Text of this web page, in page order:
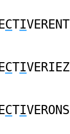
ECTIVERENT
ECTIVERIEZ
ECTIVERONS